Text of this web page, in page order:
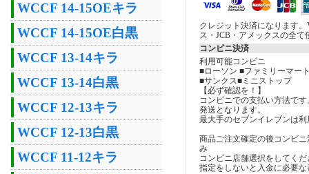
WCCF 14-15OEキラ
WCCF 14-15OE白黒
WCCF 13-14キラ
WCCF 13-14白黒
WCCF 12-13キラ
WCCF 12-13白黒
WCCF 11-12キラ
クレジット決済になります
ス・JCB・アメックスの全て
コンビニ決済
利用可能コンビニ
■ローソン ■ファミリーマー
■サンクス■ミニストップ
【必ず確認を！】
コンビニでの支払い方法で
発送となります。
最大手のセブンイレブンは
商品ご注文確定の後コンビ
み
コンビニ店舗選択をしてくだ
指定をしないと入金に必要